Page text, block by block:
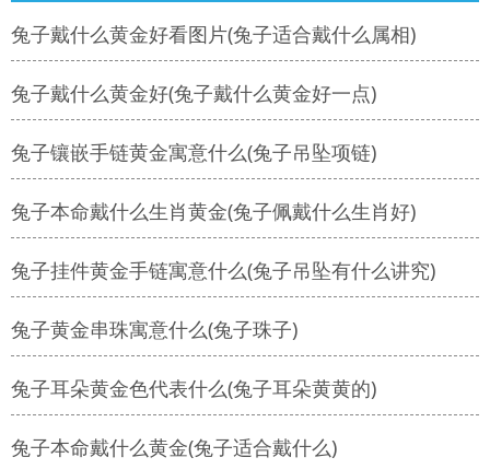
兔子戴什么黄金好看图片(兔子适合戴什么属相)
兔子戴什么黄金好(兔子戴什么黄金好一点)
兔子镶嵌手链黄金寓意什么(兔子吊坠项链)
兔子本命戴什么生肖黄金(兔子佩戴什么生肖好)
兔子挂件黄金手链寓意什么(兔子吊坠有什么讲究)
兔子黄金串珠寓意什么(兔子珠子)
兔子耳朵黄金色代表什么(兔子耳朵黄黄的)
兔子本命戴什么黄金(兔子适合戴什么)